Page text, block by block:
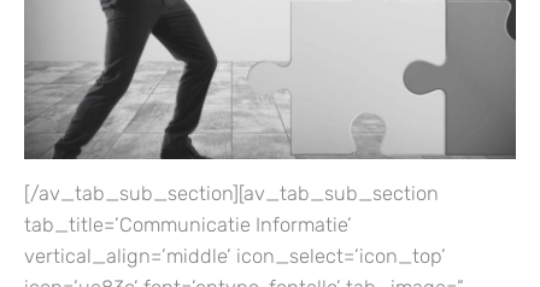
[/av_tab_sub_section][av_tab_sub_section
tab_title=’Communicatie Informatie’
vertical_align=’middle’ icon_select=’icon_top’